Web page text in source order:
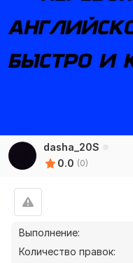
dasha_20S
0.0 (0)
Выполнение:
Количество правок: